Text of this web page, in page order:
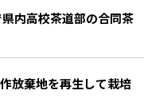
内高校茶道部の合同茶
放棄地を再生して栽培